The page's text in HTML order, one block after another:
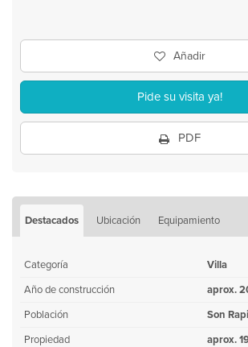
Añadir
Pide su visita ya!
PDF
Destacados Ubicación Equipamiento
Categoría
Villa
Año de construcción
aprox.
Población
Son
Propiedad
aprox.